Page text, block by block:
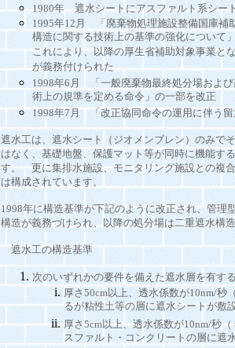
1980年 遮水シートにアスファルト系シー
1995年12月 「廃棄物処理施設整備国庫補
構造に関する技術上の基準の強化について
これにより、以降の厚生省補助対象事業と
が義務付けられた
1998年6月 「一般廃棄物最終処分場およ
術上の規準を定める命令」の一部を改正
1998年7月 「改正協同命令の運用に伴う
遮水工は、遮水シート（ジオメンブレン）のみで
はなく、基礎地盤、保護マット等が同時に機能す
す。 更に集排水施設、モニタリング施設との複
は構成されています。
1998年に構造基準が下記のように改正され、管理
構造が義務づけられ、以降の処分場は二重遮水構造
遮水工の構造基準
次のいずれかの要件を備えた遮水層を有す
厚さ50cm以上、透水係数が10nm/秒
るが粘性土等の層に遮水シートが敷
厚さ5cm以上、透水係数が10nm/秒（
スファルト・コンクリートの層に遮